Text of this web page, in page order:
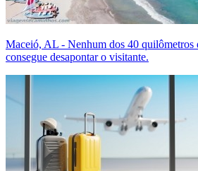
Maceió, AL - Nenhum dos 40 quilômetros
consegue desapontar o visitante.